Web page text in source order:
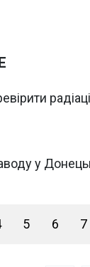
у
5 6 7